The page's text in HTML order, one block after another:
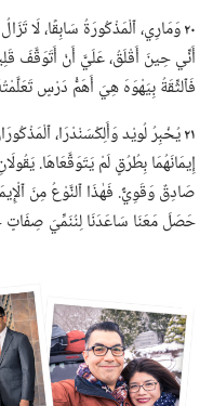
٢٠وَمَارِي،‏ ٱلْمَذْكُورَةُ سَابِقًا،‏ لَا
أَنِّي حِينَ أَقْلَقُ،‏ عَلَيَّ أَنْ أَتَوَقَّفَ
فَٱلثِّقَةُ بِيَهْوَهَ هِيَ أَهَمُّ دَرْسٍ
٢١يُخْبِرُ لُويْد وَأَلِكْسَنْدْرَا،‏
إِيمَانَهُمَا بِطُرُقٍ لَمْ يَتَوَقَّعَاهَا.‏
صَادِقٌ وَقَوِيٌّ.‏ فَهٰذَا ٱلنَّوْعُ مِنَ
حَصَلَ مَعَنَا سَاعَدَنَا لِنُنَمِّيَ صِفَاتٍ